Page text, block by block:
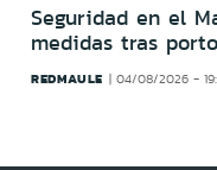
Seguridad en el
medidas tras
REDMAULE 04/08/2026 -